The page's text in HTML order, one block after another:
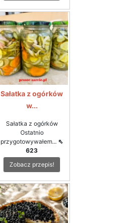
Sałatka z ogórków
w...
Sałatka z ogórków
Ostatnio
przygotowywałem... ⇖
623
Zobacz przepis!